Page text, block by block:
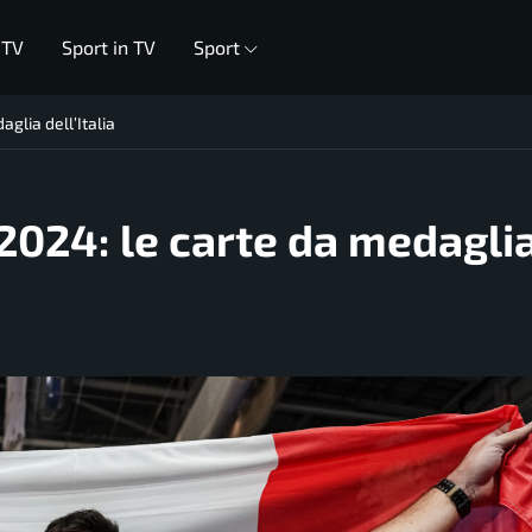
Sport in TV Sport
dell’Italia
le carte da